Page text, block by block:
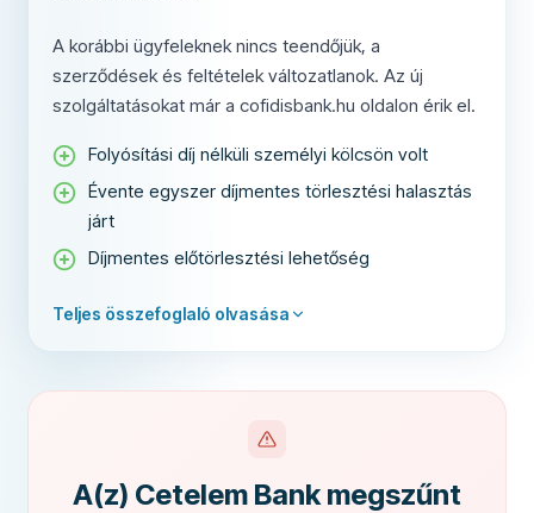
A korábbi ügyfeleknek nincs teendőjük, a
szerződések és feltételek változatlanok. Az új
szolgáltatásokat már a cofidisbank.hu oldalon érik el.
Folyósítási díj nélküli személyi kölcsön volt
Évente egyszer díjmentes törlesztési halasztás
járt
Díjmentes előtörlesztési lehetőség
Teljes összefoglaló olvasása
A(z) Cetelem Bank megszűnt